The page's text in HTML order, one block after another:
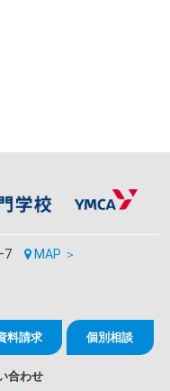
MAP ＞
料請求 個別相談
合わせ